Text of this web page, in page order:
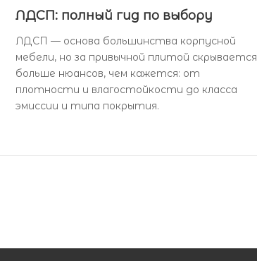
ЛДСП: полный гид по выбору
ЛДСП — основа большинства корпусной
мебели, но за привычной плитой скрывается
больше нюансов, чем кажется: от
плотности и влагостойкости до класса
эмиссии и типа покрытия.